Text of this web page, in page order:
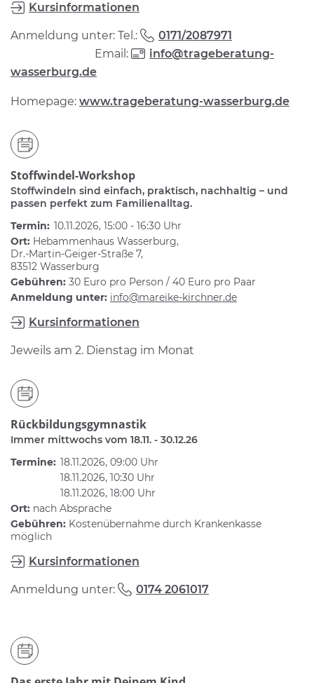
Kursinformationen
Anmeldung unter: Tel.:
0171/2087971
Email:
info@trageberatung-
wasserburg.de
Homepage: www.trageberatung-wasserburg.de
Stoffwindel-Workshop
Stoffwindeln sind einfach, praktisch, nachhaltig – und
passen perfekt zum Familienalltag.
Termin: 10.11.2026, 15:00 - 16:30 Uhr
Ort: Hebammenhaus Wasserburg,
Dr.-Martin-Geiger-Straße 7,
83512 Wasserburg
Gebühren: 30 Euro pro Person / 40 Euro pro Paar
Anmeldung unter: info@mareike-kirchner.de
Kursinformationen
Jeweils am 2. Dienstag im Monat
Rückbildungsgymnastik
Immer mittwochs vom 18.11. - 30.12.26
Termine: 18.11.2026, 09:00 Uhr
18.11.2026, 10:30 Uhr
18.11.2026, 18:00 Uhr
Ort: nach Absprache
Gebühren: Kostenübernahme durch Krankenkasse
möglich
Kursinformationen
Anmeldung unter: 0174 2061017